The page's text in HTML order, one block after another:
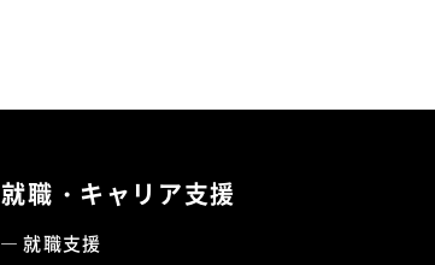
就職・キャリア支援
就職支援